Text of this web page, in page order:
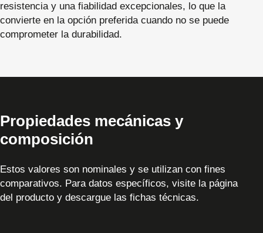
resistencia y una fiabilidad excepcionales, lo que la
convierte en la opción preferida cuando no se puede
comprometer la durabilidad.
Propiedades mecánicas y
composición
Estos valores son nominales y se utilizan con fines
comparativos. Para datos específicos, visite la página
del producto y descargue las fichas técnicas.